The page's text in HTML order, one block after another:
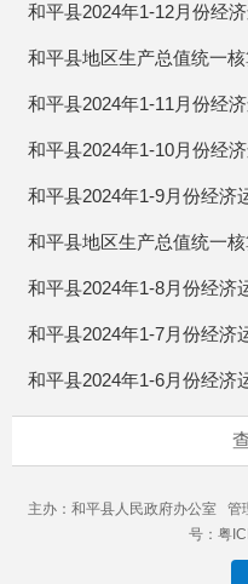
和平县2024年1-12月份经
和平县地区生产总值统一
和平县2024年1-11月份经
和平县2024年1-10月份经
和平县2024年1-9月份经济
和平县地区生产总值统一
和平县2024年1-8月份经济
和平县2024年1-7月份经济
和平县2024年1-6月份经济
主办：和平县人民政府办公室
号：粤